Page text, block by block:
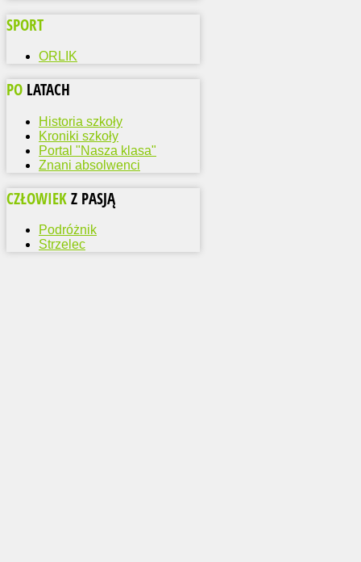
SPORT
ORLIK
PO LATACH
Historia szkoły
Kroniki szkoły
Portal "Nasza klasa"
Znani absolwenci
CZŁOWIEK Z PASJĄ
Podróżnik
Strzelec